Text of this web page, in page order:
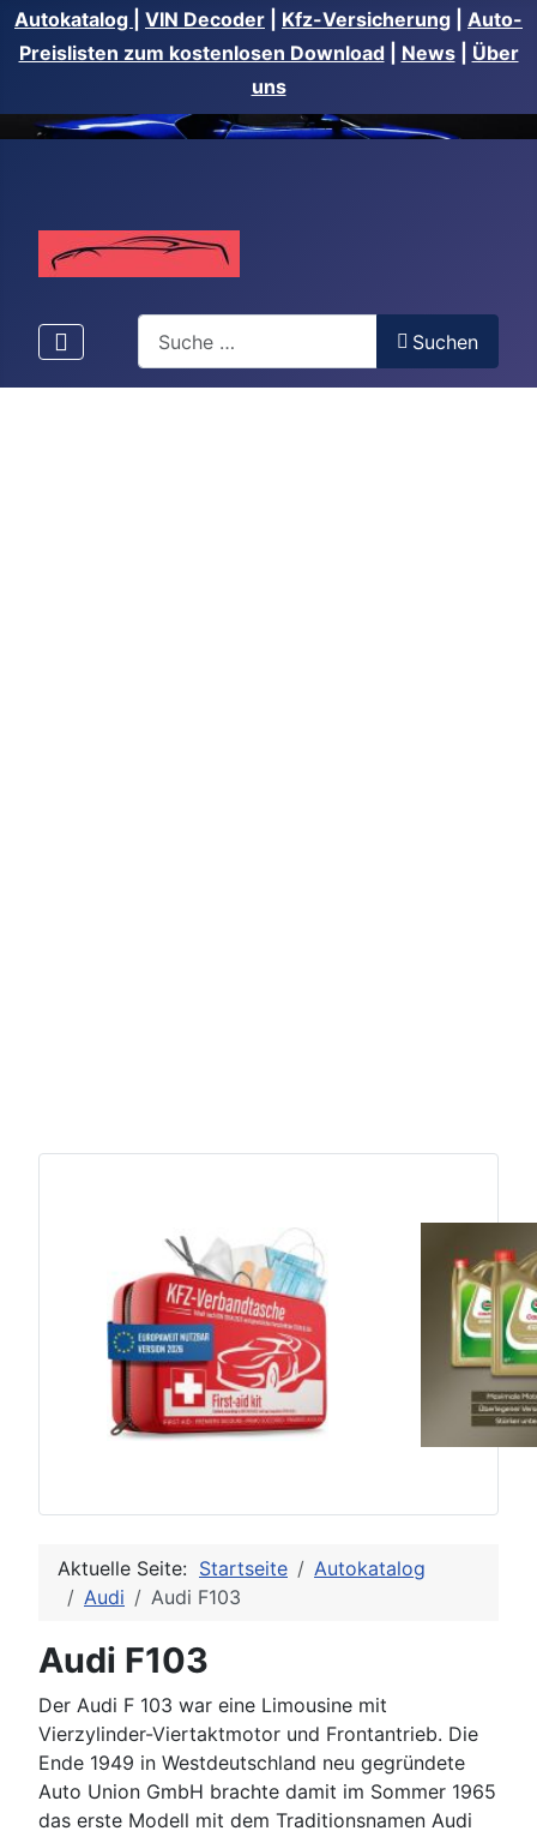
Autokatalog VIN Decoder Kfz-Versicherung
Auto-
Preislisten zum kostenlosen Download| News| Über
uns
Suchen
Aktuelle Seite: Startseite
Autokatalog
Audi
Audi F103
Audi F103
Der Audi F 103 war eine Limousine mit
Vierzylinder-Viertaktmotor und Frontantrieb. Die
Ende 1949 in Westdeutschland neu gegründete
Auto Union GmbH brachte damit im Sommer 1965
das erste Modell mit dem Traditionsnamen Audi